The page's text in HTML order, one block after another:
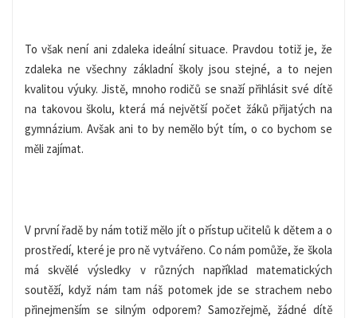
To však není ani zdaleka ideální situace. Pravdou totiž je, že
zdaleka ne všechny základní školy jsou stejné, a to nejen
kvalitou výuky. Jistě, mnoho rodičů se snaží přihlásit své dítě
na takovou školu, která má největší počet žáků přijatých na
gymnázium. Avšak ani to by nemělo být tím, o co bychom se
měli zajímat.
V první řadě by nám totiž mělo jít o přístup učitelů k dětem a o
prostředí, které je pro ně vytvářeno. Co nám pomůže, že škola
má skvělé výsledky v různých například matematických
soutěží, když nám tam náš potomek jde se strachem nebo
přinejmenším se silným odporem? Samozřejmě, žádné dítě